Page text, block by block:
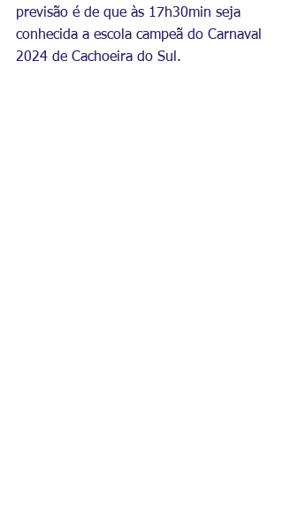
previsão é de que às 17h30min seja
conhecida a escola campeã do Carnaval
2024 de Cachoeira do Sul.